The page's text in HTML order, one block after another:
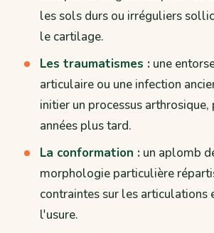
les sols durs ou irréguliers
le cartilage.
Les traumatismes : une
articulaire ou une infection
initier un processus arthrosique,
années plus tard.
La conformation : un aplomb
morphologie particulière
contraintes sur les articulations
l'usure.